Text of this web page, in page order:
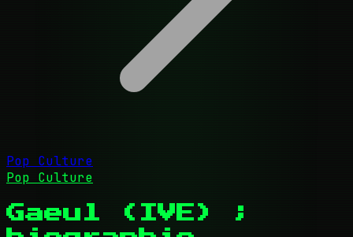
Pop Culture
Pop Culture
Gaeul (IVE) ;